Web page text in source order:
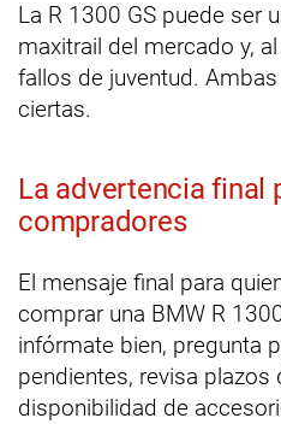
La R 1300 GS puede ser
maxitrail del mercado y,
fallos de juventud.
ciertas.
La advertencia final
compradores
El mensaje final para
comprar una BMW R
infórmate bien, pregunta
pendientes, revisa plazos
disponibilidad de